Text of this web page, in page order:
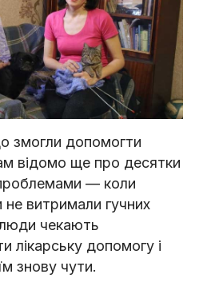
змогли допомогти
відомо ще про десятки
— коли
не витримали гучних
люди чекають
лікарську допомогу і
знову чути.